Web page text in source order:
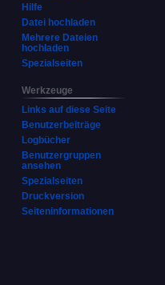
Hilfe
Datei hochladen
Mehrere Dateien
hochladen
Spezialseiten
Werkzeuge
Links auf diese Seite
Benutzerbeiträge
Logbücher
Benutzergruppen
ansehen
Spezialseiten
Druckversion
Seiten­­informationen